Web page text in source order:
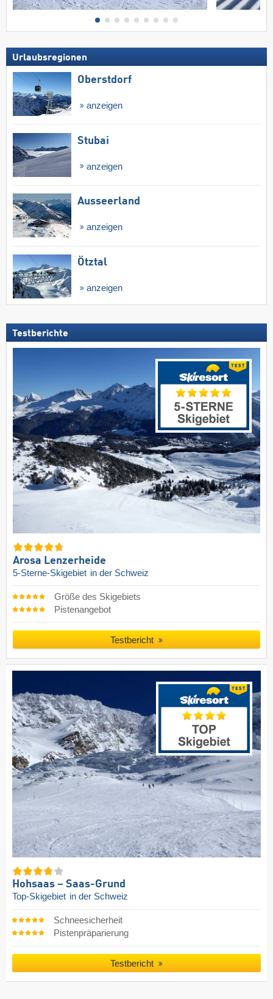
Urlaubsregionen
Oberstdorf
anzeigen
Stubai
anzeigen
Ausseerland
anzeigen
Ötztal
anzeigen
Testberichte
Arosa Lenzerheide
5-Sterne-Skigebiet in der Schweiz
Größe des Skigebiets
Pistenangebot
Testbericht
Hohsaas – Saas-Grund
Top-Skigebiet in der Schweiz
Schneesicherheit
Pistenpräparierung
Testbericht